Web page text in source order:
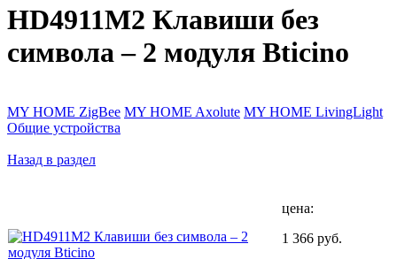
HD4911M2 Клавиши без
символа – 2 модуля Bticino
MY HOME ZigBee MY HOME Axolute MY HOME LivingLight
Общие устройства
Назад в раздел
цена:
1 366 руб.